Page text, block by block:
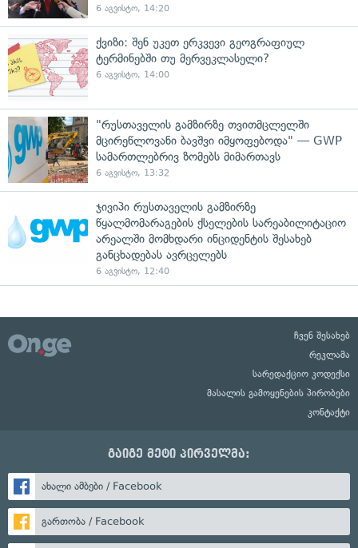
6 აგვისტო, 14:20
ქვიზი: შენ უკეთ ერკვევი გეოგრაფიულ
ტერმინებში თუ მერვეკლასელი?
6 აგვისტო, 14:00
"რუსთაველის გამზირზე თვითმცლელში
მცირეწლოვანი ბავშვი იმყოფებოდა" — GWP
სამართლებრივ ზომებს მიმართავს
6 აგვისტო, 13:32
ჯივიპი რუსთაველის გამზირზე
წყალმომარაგების ქსელების სარეაბილიტაციო
არეალში მომხდარი ინციდენტის შესახებ
განცხადებას ავრცელებს
6 აგვისტო, 12:40
ჩვენ შესახებ
რეკლამა
სარედაქციო კოდექსი
მასალის გამოყენების პირობები
კონტაქტი
გაიგე მეტი პირველმა:
ახალი ამბები / Facebook
გართობა / Facebook